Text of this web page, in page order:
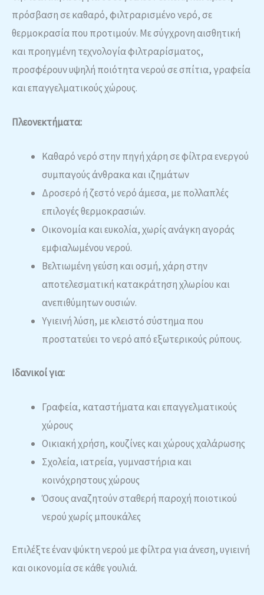
πρόσβαση σε καθαρό, φιλτραρισμένο νερό, σε
θερμοκρασία που προτιμούν. Με σύγχρονη αισθητική
και προηγμένη τεχνολογία φιλτραρίσματος,
προσφέρουν υψηλή ποιότητα νερού σε σπίτια, γραφεία
και επαγγελματικούς χώρους.
Πλεονεκτήματα:
Καθαρό νερό στην πηγή χάρη σε φίλτρα ενεργού
συμπαγούς άνθρακα και ιζημάτων
Δροσερό ή ζεστό νερό άμεσα, με πολλαπλές
επιλογές θερμοκρασιών.
Οικονομία και ευκολία, χωρίς ανάγκη αγοράς
εμφιαλωμένου νερού.
Βελτιωμένη γεύση και οσμή, χάρη στην
αποτελεσματική κατακράτηση χλωρίου και
ανεπιθύμητων ουσιών.
Υγιεινή λύση, με κλειστό σύστημα που
προστατεύει το νερό από εξωτερικούς ρύπους.
Ιδανικοί για:
Γραφεία, καταστήματα και επαγγελματικούς
χώρους
Οικιακή χρήση, κουζίνες και χώρους χαλάρωσης
Σχολεία, ιατρεία, γυμναστήρια και
κοινόχρηστους χώρους
Όσους αναζητούν σταθερή παροχή ποιοτικού
νερού χωρίς μπουκάλες
Επιλέξτε έναν ψύκτη νερού με φίλτρα για άνεση, υγιεινή
και οικονομία σε κάθε γουλιά.